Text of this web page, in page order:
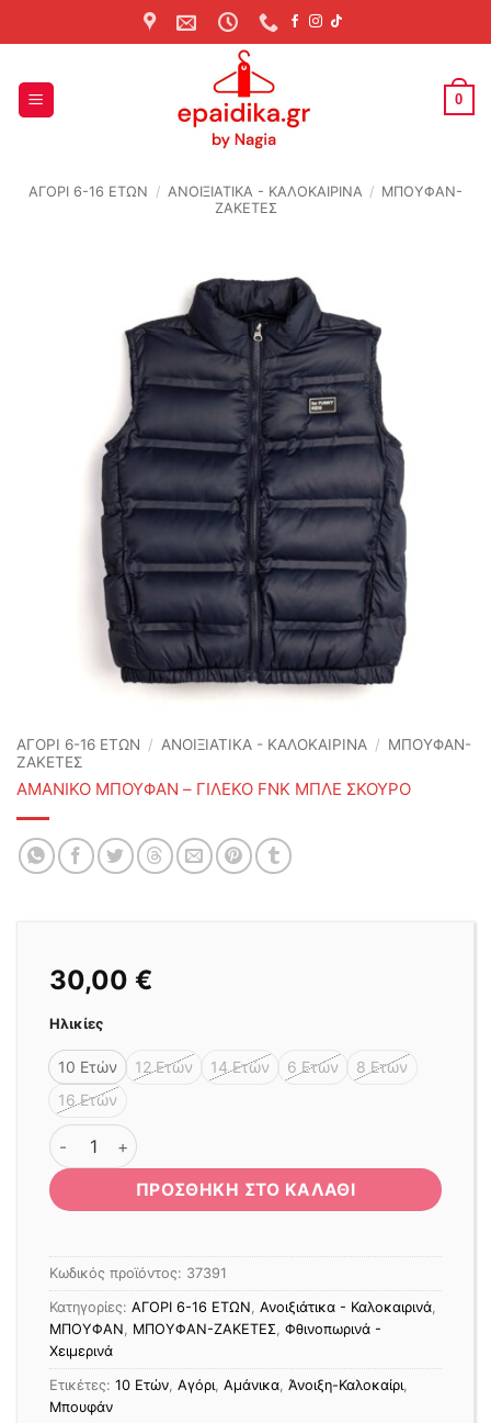
to
0
ΑΓΟΡΙ 6-16 ΕΤΩΝ / ΑΝΟΙΞΙΆΤΙΚΑ - ΚΑΛΟΚΑΙΡΙΝΆ / ΜΠΟΥΦΑΝ-
ΖΑΚΕΤΕΣ
ΑΓΟΡΙ 6-16 ΕΤΩΝ / ΑΝΟΙΞΙΆΤΙΚΑ - ΚΑΛΟΚΑΙΡΙΝΆ / ΜΠΟΥΦΑΝ-
ΖΑΚΕΤΕΣ
ΑΜΑΝΙΚΟ ΜΠΟΥΦΑΝ – ΓΙΛΕΚΟ FNK ΜΠΛΕ ΣΚΟΥΡΟ
30,00 €
Ηλικίες
10 Ετών 12 Ετών 14 Ετών 6 Ετών
8 Ετών
16 Ετών
ΑΜΑΝΙΚΟ ΜΠΟΥΦΑΝ - ΓΙΛΕΚΟ FNK ΜΠΛΕ ΣΚΟΥΡΟ
ΠΡΟΣΘΉΚΗ ΣΤΟ ΚΑΛΆΘΙ
Κωδικός προϊόντος: 37391
Κατηγορίες: ΑΓΟΡΙ 6-16 ΕΤΩΝ Ανοιξιάτικα - Καλοκαιρινά
ΜΠΟΥΦΑΝ
ΜΠΟΥΦΑΝ-ΖΑΚΕΤΕΣ Φθινοπωρινά -
Χειμερινά
Ετικέτες: 10 Ετών Αγόρι Αμάνικα Άνοιξη-Καλοκαίρι
Μπουφάν